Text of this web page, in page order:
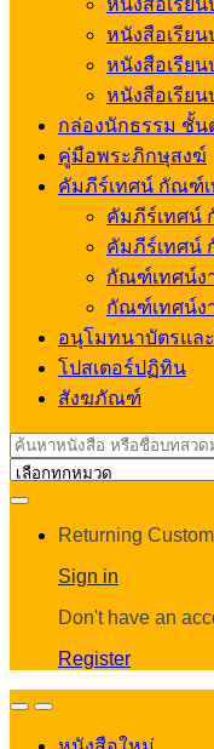
หนังสือเรียน
หนังสือเรียน
หนังสือเรียน
หนังสือเรียน
กล่องนักธรรม ชั้น
คู่มือพระภิกษุสงฆ์
คัมภีร์เทศน์ กัณฑ์
คัมภีร์เทศน์
คัมภีร์เทศน์
กัณฑ์เทศน์ง
กัณฑ์เทศน์ง
อนุโมทนาบัตรแล
โปสเตอร์ปฏิทิน
สังฆภัณฑ์
Search
for:
Returning
Sign in
Don't have an
Register
OpenClose